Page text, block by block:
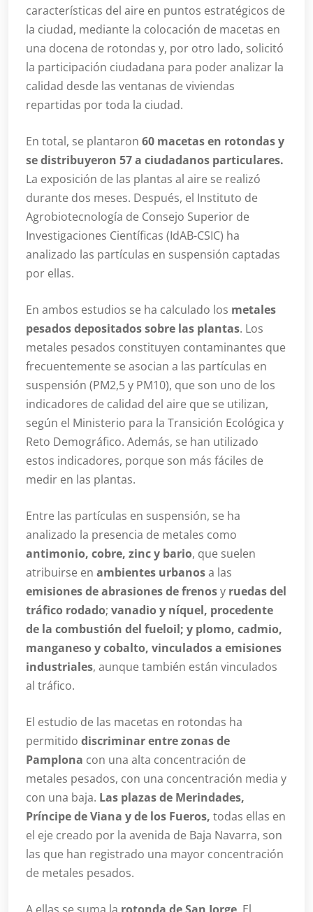
características del aire en puntos estratégicos de
la ciudad, mediante la colocación de macetas en
una docena de rotondas y, por otro lado, solicitó
la participación ciudadana para poder analizar la
calidad desde las ventanas de viviendas
repartidas por toda la ciudad.
En total, se plantaron 60 macetas en rotondas y
se distribuyeron 57 a ciudadanos particulares.
La exposición de las plantas al aire se realizó
durante dos meses. Después, el Instituto de
Agrobiotecnología de Consejo Superior de
Investigaciones Científicas (IdAB-CSIC) ha
analizado las partículas en suspensión captadas
por ellas.
En ambos estudios se ha calculado los metales
pesados depositados sobre las plantas. Los
metales pesados constituyen contaminantes que
frecuentemente se asocian a las partículas en
suspensión (PM2,5 y PM10), que son uno de los
indicadores de calidad del aire que se utilizan,
según el Ministerio para la Transición Ecológica y
Reto Demográfico. Además, se han utilizado
estos indicadores, porque son más fáciles de
medir en las plantas.
Entre las partículas en suspensión, se ha
analizado la presencia de metales como
antimonio, cobre, zinc y bario, que suelen
atribuirse en ambientes urbanosa las
emisiones de abrasiones de frenosy ruedas del
tráfico rodado; vanadio y níquel, procedente
de la combustión del fueloil; y plomo, cadmio,
manganeso y cobalto, vinculados a emisiones
industriales, aunque también están vinculados
al tráfico.
El estudio de las macetas en rotondas ha
permitido discriminar entre zonas de
Pamplona con una alta concentración de
metales pesados, con una concentración media y
con una baja. Las plazas de Merindades,
Príncipe de Viana y de los Fueros, todas ellas en
el eje creado por la avenida de Baja Navarra, son
las que han registrado una mayor concentración
de metales pesados.